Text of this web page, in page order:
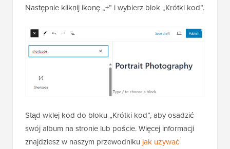
Następnie kliknij ikonę „+” i wybierz blok „Krótki kod”.
Stąd wklej kod do bloku „Krótki kod”, aby osadzić
swój album na stronie lub poście. Więcej informacji
znajdziesz w naszym przewodniku jak używać